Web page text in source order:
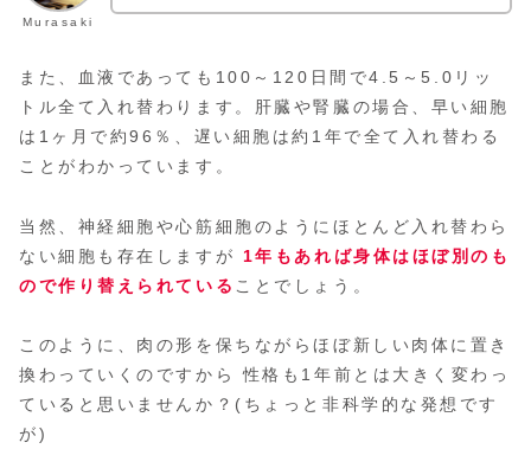
Murasaki
また、血液であっても100～120日間で4.5～5.0リッ
トル全て入れ替わります。肝臓や腎臓の場合、早い細胞
は1ヶ月で約96％、遅い細胞は約1年で全て入れ替わる
ことがわかっています。
当然、神経細胞や心筋細胞のようにほとんど入れ替わら
ない細胞も存在しますが 1年もあれば身体はほぼ別のも
ので作り替えられている ことでしょう。
このように、肉の形を保ちながらほぼ新しい肉体に置き
換わっていくのですから 性格も1年前とは大きく変わっ
ていると思いませんか？(ちょっと非科学的な発想です
が)